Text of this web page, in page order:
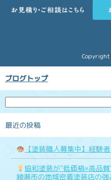
Copyright
ブログトップ
最近の投稿
【塗装職人募集中】経験
協和塗装が“低価格×高品
綾瀬市の地域密着塗装店の強